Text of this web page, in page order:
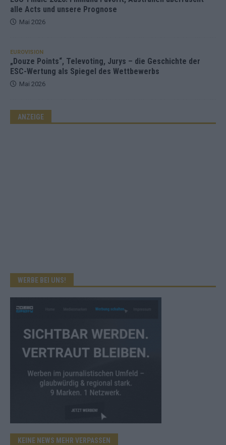
alle Acts und unsere Prognose
Mai 2026
EUROVISION
„Douze Points“, Televoting, Jurys – die Geschichte der
ESC-Wertung als Spiegel des Wettbewerbs
Mai 2026
ANZEIGE
WERBE BEI UNS!
KEINE NEWS MEHR VERPASSEN